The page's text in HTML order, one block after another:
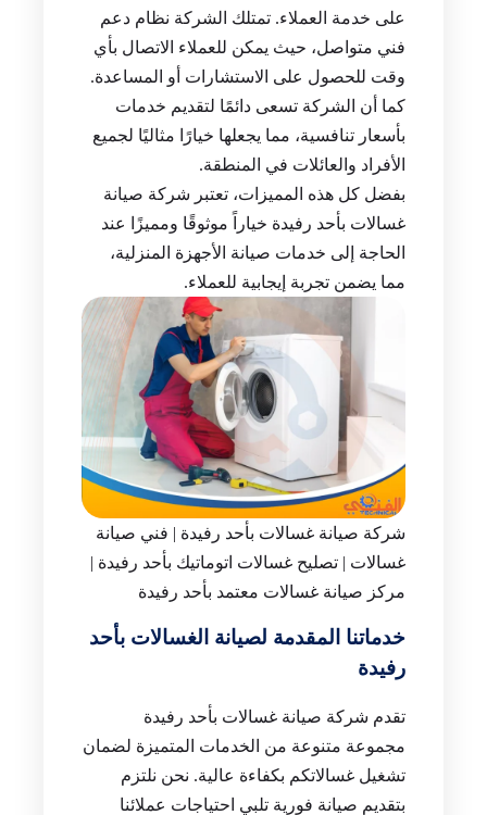
على خدمة العملاء. تمتلك الشركة نظام دعم
فني متواصل، حيث يمكن للعملاء الاتصال بأي
وقت للحصول على الاستشارات أو المساعدة.
كما أن الشركة تسعى دائمًا لتقديم خدمات
بأسعار تنافسية، مما يجعلها خيارًا مثاليًا لجميع
الأفراد والعائلات في المنطقة.
بفضل كل هذه المميزات، تعتبر شركة صيانة
غسالات بأحد رفيدة خياراً موثوقًا ومميزًا عند
الحاجة إلى خدمات صيانة الأجهزة المنزلية،
مما يضمن تجربة إيجابية للعملاء.
شركة صيانة غسالات بأحد رفيدة | فني صيانة
غسالات | تصليح غسالات اتوماتيك بأحد رفيدة |
مركز صيانة غسالات معتمد بأحد رفيدة
خدماتنا المقدمة لصيانة الغسالات بأحد
رفيدة
تقدم شركة صيانة غسالات بأحد رفيدة
مجموعة متنوعة من الخدمات المتميزة لضمان
تشغيل غسالاتكم بكفاءة عالية. نحن نلتزم
بتقديم صيانة فورية تلبي احتياجات عملائنا